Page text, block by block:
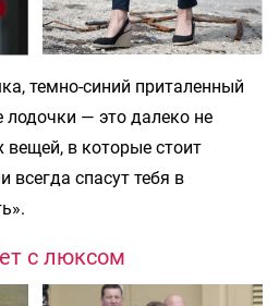
темно-синий приталенный
лодочки — это далеко не
в которые стоит
всегда спасут тебя в
с люксом